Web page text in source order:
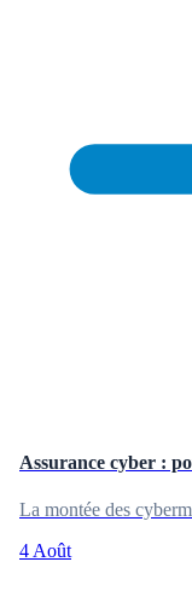
Assurance cyber :
La montée des
4 Août